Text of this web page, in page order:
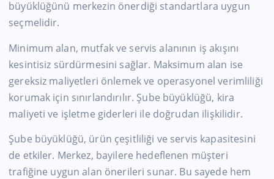
büyüklüğünü merkezin önerdiği standartlara uygun
seçmelidir.
Minimum alan, mutfak ve servis alanının iş akışını
kesintisiz sürdürmesini sağlar. Maksimum alan ise
gereksiz maliyetleri önlemek ve operasyonel verimliliği
korumak için sınırlandırılır. Şube büyüklüğü, kira
maliyeti ve işletme giderleri ile doğrudan ilişkilidir.
Şube büyüklüğü, ürün çeşitliliği ve servis kapasitesini
de etkiler. Merkez, bayilere hedeflenen müşteri
trafiğine uygun alan önerileri sunar. Bu sayede hem